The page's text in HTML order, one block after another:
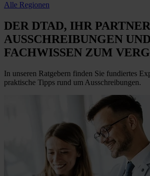
Alle Regionen
DER DTAD, IHR
AUSSCHREIBUNGEN UND
FACHWISSEN ZUM
In unseren Ratgebern finden Sie fundiertes
praktische Tipps rund um Ausschreibungen.